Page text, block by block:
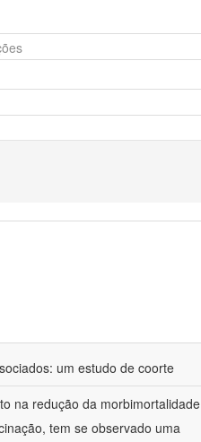
um estudo de coorte
na redução da morbimortalidade
tem se observado uma